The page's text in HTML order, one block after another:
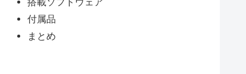
付属品
まとめ